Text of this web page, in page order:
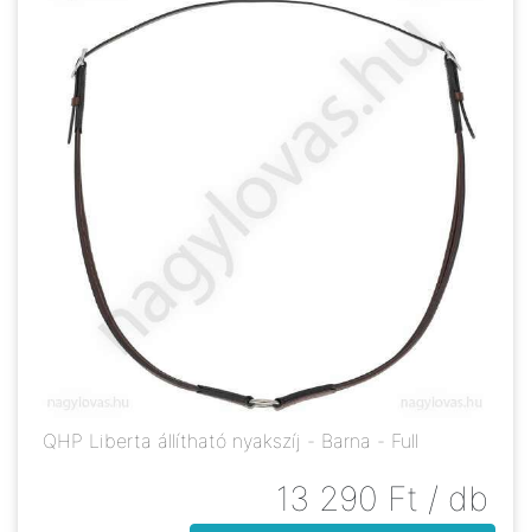
QHP Liberta állítható nyakszíj - Barna - Full
13 290 Ft / db